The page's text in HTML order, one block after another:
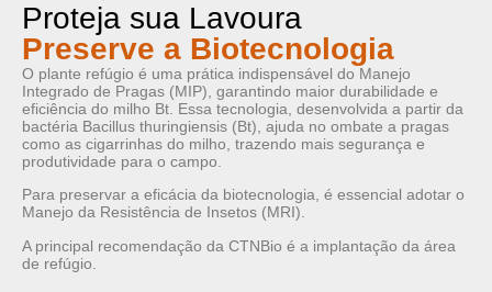
Proteja sua Lavoura
Preserve a Biotecnologia
O plante refúgio é uma prática indispensável do Manejo
Integrado de Pragas (MIP), garantindo maior durabilidade e
eficiência do milho Bt. Essa tecnologia, desenvolvida a partir da
bactéria Bacillus thuringiensis (Bt), ajuda no ombate a pragas
como as cigarrinhas do milho, trazendo mais segurança e
produtividade para o campo.
Para preservar a eficácia da biotecnologia, é essencial adotar o
Manejo da Resistência de Insetos (MRI).
A principal recomendação da CTNBio é a implantação da área
de refúgio.